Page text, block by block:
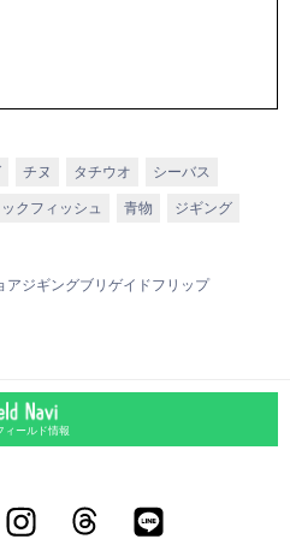
ンカラなど、非常に幅広いジャ
み出している。
チヌ タチウオ シーバス
ックフィッシュ 青物 ジギング
アジギングブリゲイドフリップ
ィールド情報